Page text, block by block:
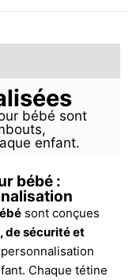
bébé sont
enfant.
bébé :
sont conçues
de sécurité et
Chaque tétine